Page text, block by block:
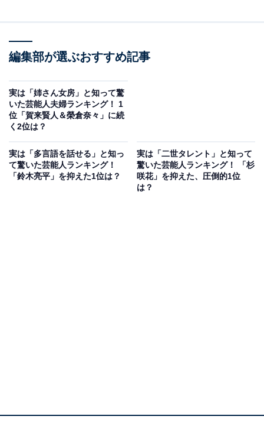
勤務していたことでアメリカ・ニューヨークでも生活。
海外生活が長いためか、物怖じしない明るい性格で、近
回答者からは、「上品だと思っていましたが、想像を超
えたお嬢様だったのかと納得しました」（50代女性／兵
きが想像できない」（30代女性／福島県）、「普通に日
本だと思ってました。意外です」（30代女性／茨城県）
などの意見が寄せられました。
編集部が選ぶおすすめ記事
実は「姉さん女房」と知って驚
いた芸能人夫婦ランキング！ 1
位「賀来賢人＆榮倉奈々」に続
く2位は？
実は「多言語を話せる」と知っ
て驚いた芸能人ランキング！
「鈴木亮平」を抑えた1位は？
実は「二世タレント」と知って
驚いた芸能人ランキング！ 「杉
咲花」を抑えた、圧倒的1位
は？